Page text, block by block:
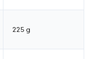
225 g